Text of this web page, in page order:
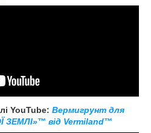
YouTube: Вермигрунт для
від Vermiland™